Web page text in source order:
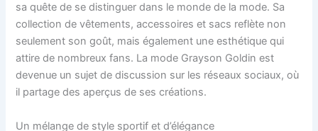
sa quête de se distinguer dans le monde de la mode. Sa
collection de vêtements, accessoires et sacs reflète non
seulement son goût, mais également une esthétique qui
attire de nombreux fans. La mode Grayson Goldin est
devenue un sujet de discussion sur les réseaux sociaux, où
il partage des aperçus de ses créations.
Un mélange de style sportif et d’élégance